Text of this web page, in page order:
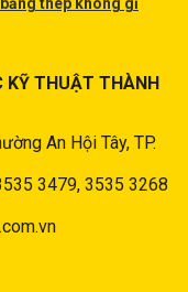
thép không gỉ
KỸ THUẬT THÀNH
An Hội Tây, TP.
3479, 3535 3268